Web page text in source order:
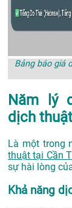
Bảng báo giá
Năm lý
dịch thuật
Là một trong
thuật tại Cần
sự hài lòng
Khả năng